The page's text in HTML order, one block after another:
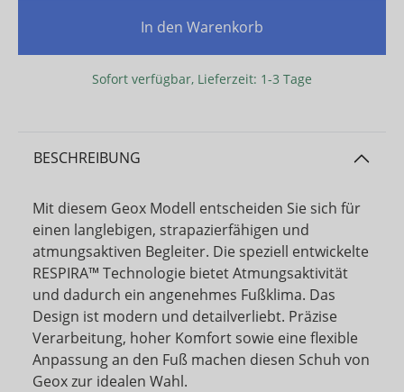
In den Warenkorb
Sofort verfügbar, Lieferzeit: 1-3 Tage
BESCHREIBUNG
Mit diesem Geox Modell entscheiden Sie sich für
einen langlebigen, strapazierfähigen und
atmungsaktiven Begleiter. Die speziell entwickelte
RESPIRA™ Technologie bietet Atmungsaktivität
und dadurch ein angenehmes Fußklima. Das
Design ist modern und detailverliebt. Präzise
Verarbeitung, hoher Komfort sowie eine flexible
Anpassung an den Fuß machen diesen Schuh von
Geox zur idealen Wahl.